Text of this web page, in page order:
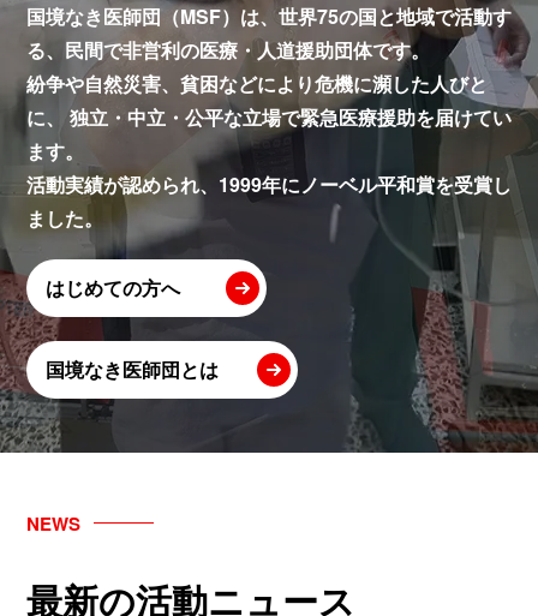
国境なき医師団（MSF）は、世界75の国と地域で活動す
る、 民間で非営利の医療・人道援助団体です。
紛争や自然災害、貧困などにより危機に瀕した人びと
に、
独立・中立・公平な立場で緊急医療援助を届けてい
ます。
活動実績が認められ、1999年にノーベル平和賞を受賞し
ました。
はじめての方へ
国境なき医師団とは
NEWS
最新の活動ニュース